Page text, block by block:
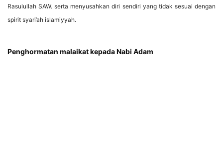
Rasulullah SAW. serta menyusahkan diri sendiri yang tidak sesuai dengan
spirit syari’ah islamiyyah.
Penghormatan malaikat kepada Nabi Adam